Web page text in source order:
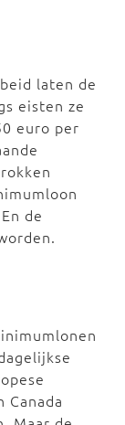
laten de
eisten ze
euro per
de
Canada